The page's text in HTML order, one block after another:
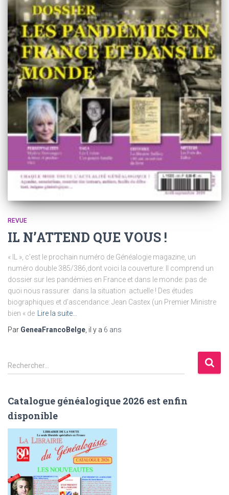
REVUE
IL N’ATTEND QUE VOUS !
« IL », c’est le prochain numéro de Généalogie magazine, un
numéro double 385/386,dont voici la couverture: Il comprend un
dossier sur les pandémies en France et dans le monde: pas de
quoi nous rassurer dans la situation actuelle ! Des études
biographiques et d’ascendance: Jean Castex (un Premier Ministre
bien « de Lire la suite…
Par GeneaFrancoBelge, il y a 6 ans
R
e
e
r
c
:
Rechercher…
Catalogue généalogique 2026 est enfin
disponible